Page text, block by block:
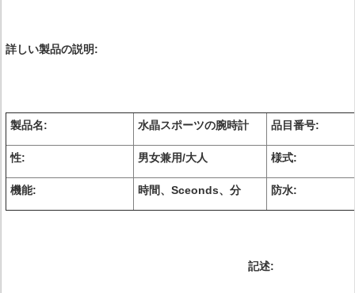
詳しい製品の説明:
製品名: 水晶スポーツの腕時計 品目番号:
性: 男女兼用/大人 様式:
機能: 時間、Sceonds、分 防水:
記述: